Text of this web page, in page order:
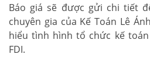
Báo giá sẽ được gửi chi tiết
chuyên gia của Kế Toán Lê
hiểu tình hình tổ chức kế
FDI.